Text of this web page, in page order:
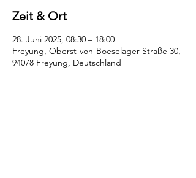
Zeit & Ort
28. Juni 2025, 08:30 – 18:00
Freyung, Oberst-von-Boeselager-Straße 30,
94078 Freyung, Deutschland